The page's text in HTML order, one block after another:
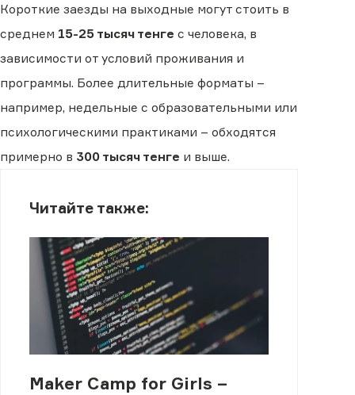
Короткие заезды на выходные могут стоить в
среднем 15-25 тысяч тенге с человека, в
зависимости от условий проживания и
программы. Более длительные форматы –
например, недельные с образовательными или
психологическими практиками – обходятся
примерно в 300 тысяч тенге и выше.
Читайте также:
Maker Camp for Girls –